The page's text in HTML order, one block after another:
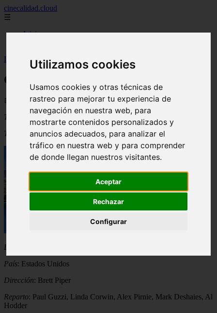
Utilizamos cookies
Usamos cookies y otras técnicas de
rastreo para mejorar tu experiencia de
navegación en nuestra web, para
mostrarte contenidos personalizados y
anuncios adecuados, para analizar el
tráfico en nuestra web y para comprender
de donde llegan nuestros visitantes.
Aceptar
Rechazar
Configurar
cinecalidad.cloud
☰
Inicio
Inicio
arroz > Cine de Calidad: Ninfa Bárbara
Cine de Calidad: Ninfa Bárbara
📅 05/09/2025
Título original: A Nymphoid Barbarian In Dinosaur Hell
Título en español:Ninfa Bárbara
Duración
País: Estados Unidos
Dirección: Brett Piper
Reparto: Paul Guzzi, Linda Corwin, Alex Pirnie, Mark Deshaies, Al
Hodder